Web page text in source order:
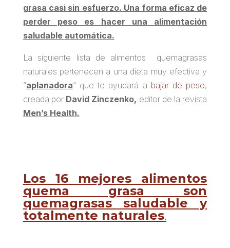
grasa casi sin esfuerzo. Una forma eficaz de
perder peso es hacer una alimentación
saludable automática.
La siguiente lista de alimentos quemagrasas
naturales pertenecen a una dieta muy efectiva y
“aplanadora” que te ayudará a bajar de peso,
creada por David Zinczenko, editor de la revista
Men’s Health.
Los 16 mejores alimentos
quema grasa son
quemagrasas saludable y
totalmente naturales.